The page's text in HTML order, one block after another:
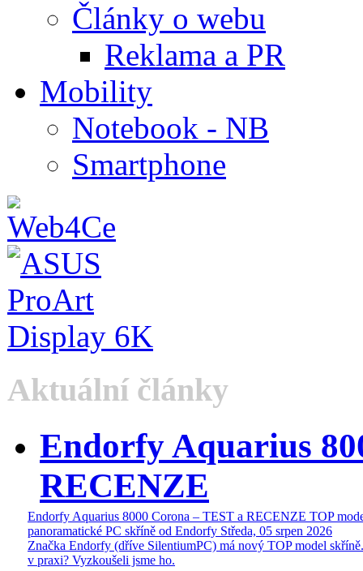
Články o webu
Reklama a PR
Mobility
Notebook - NB
Smartphone
Aktuální články
Endorfy Aquarius
RECENZE
Endorfy Aquarius 8000 Corona – TEST a RECENZE TOP
panoramatické PC skříně od Endorfy Středa, 05 srpen 2026
Značka Endorfy (dříve SilentiumPC) má nový TOP model
v praxi? Vyzkoušeli jsme ho.